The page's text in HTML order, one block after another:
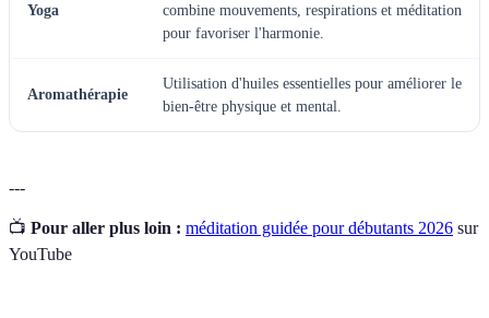
Yoga
combine mouvements, respirations et méditation
pour favoriser l'harmonie.
Aromathérapie
Utilisation d'huiles essentielles pour améliorer le
bien-être physique et mental.
---
📺 Pour aller plus loin : méditation guidée pour débutants 2026 sur
YouTube